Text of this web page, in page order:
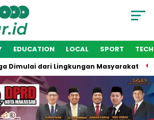
EDUCATION LOCAL SPORT
dari Lingkungan Masyarakat